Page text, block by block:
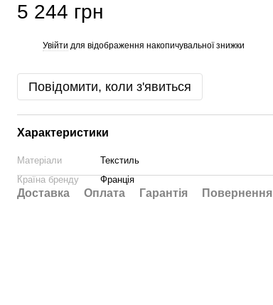
5 244 грн
Увійти для відображення накопичувальної знижки
Повідомити, коли з'явиться
Характеристики
Матеріали
Текстиль
Країна бренду
Франція
Доставка Оплата Гарантія Повернення